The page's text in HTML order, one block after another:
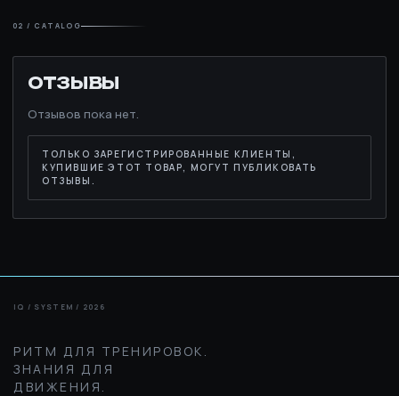
02 / CATALOG
ОТЗЫВЫ
Отзывов пока нет.
ТОЛЬКО ЗАРЕГИСТРИРОВАННЫЕ КЛИЕНТЫ,
КУПИВШИЕ ЭТОТ ТОВАР, МОГУТ ПУБЛИКОВАТЬ
ОТЗЫВЫ.
РИТМ ДЛЯ ТРЕНИРОВОК.
ЗНАНИЯ ДЛЯ
ДВИЖЕНИЯ.